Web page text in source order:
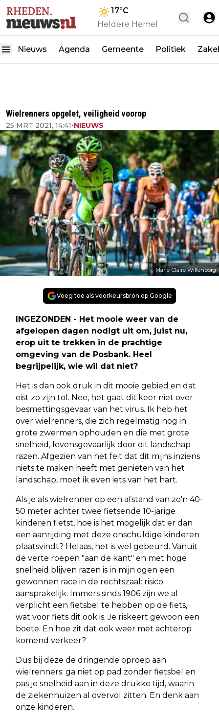
17°C
Heldere Hemel
Nieuws Agenda Gemeente Politiek
Wielrenners opgelet, veiligheid voorop
25 MRT 2021, 14:41•NIEUWS
Marie-Claire Willenborg
Voeg toe als voorkeursbron op Google
INGEZONDEN - Het mooie weer van de
afgelopen dagen nodigt uit om, juist nu,
erop uit te trekken in de prachtige
omgeving van de Posbank. Heel
begrijpelijk, wie wil dat niet?
Het is dan ook druk in dit mooie gebied en dat
eist zo zijn tol. Nee, het gaat dit keer niet over
besmettingsgevaar van het virus. Ik heb het
over wielrenners, die zich regelmatig nog in
grote zwermen ophouden en die met grote
snelheid, levensgevaarlijk door dit landschap
razen. Afgezien van het feit dat dit mijns inziens
niets te maken heeft met genieten van het
landschap, moet ik even iets van het hart.
Als je als wielrenner op een afstand van zo'n 40-
50 meter achter twee fietsende 10-jarige
kinderen fietst, hoe is het mogelijk dat er dan
een aanrijding met deze onschuldige kinderen
plaatsvindt? Helaas, het is wel gebeurd. Vanuit
de verte roepen "aan de kant" en met hoge
snelheid blijven razen is in mijn ogen een
gewonnen race in de rechtszaal: risico
aansprakelijk. Immers sinds 1906 zijn we al
verplicht een fietsbel te hebben op de fiets,
wat voor fiets dit ook is. Je riskeert gewoon een
boete. En hoe zit dat ook weer met achterop
komend verkeer?
Dus bij deze de dringende oproep aan
wielrenners: ga niet op pad zonder fietsbel en
pas je snelheid aan in deze drukke tijd, waarin
de ziekenhuizen al overvol zitten. En denk aan
onze kinderen.